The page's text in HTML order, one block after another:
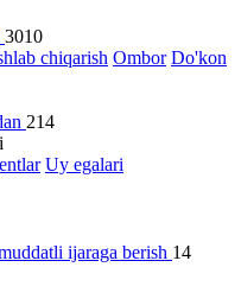
3010
chiqarish Ombor Do'kon
214
Uy egalari
ijaraga berish 14